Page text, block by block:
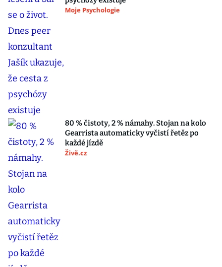
Moje Psychologie
80 % čistoty, 2 % námahy. Stojan na kolo
Gearrista automaticky vyčistí řetěz po
každé jízdě
Živě.cz